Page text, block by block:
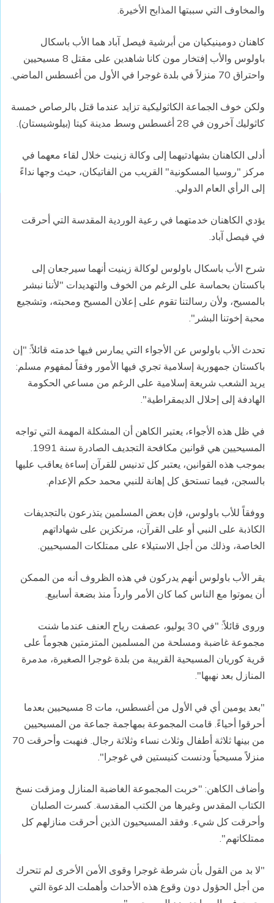
والمخاوف التي سببتها المذابح الأخيرة.
كاهنان دومينيكيان من أبرشية فيصل آباد هما الأب باسكال
باولوس والأب إفتخار مون كانا شاهدين على مقتل 8 مسيحيين
واحتراق 70 منزلاً في بلدة غوجرا في الأول من أغسطس الماضي.
ولكن خوف الجماعة الكاثوليكية تزايد عندما قتل بالرصاص خمسة
كاثوليك آخرون في 28 أغسطس وسط مدينة كيتا (بيلوشيستان).
أدلى الكاهنان بشهادتيهما إلى وكالة زينيت خلال لقاء معهما في
مركز "روسيا المسكونية" القريب من الفاتيكان، حيث وجها نداءً
إلى الرأي العام الدولي.
يؤدي الكاهنان خدمتهما في رعية الوردية المقدسة التي أحرقت
في فيصل آباد.
شرح الأب باسكال باولوس لوكالة زينيت أنهما سيرجعان إلى
باكستان بحماسة على الرغم من الخوف والتهديدات "لأننا نبشر
بالمسيح، ولأن رسالتنا تقوم على إعلان المسيح ومحبته، وتشجيع
محبة إخوتنا البشر".
تحدث الأب باولوس عن الأجواء التي يمارس فيها خدمته قائلاً: "إن
باكستان جمهورية إسلامية تجري فيها الأمور وفقاً لمفهوم مسلم:
يريد الشعب شريعة إسلامية على الرغم من مساعي الحكومة
الهادفة إلى إحلال الديمقراطية".
في ظل هذه الأجواء، يعتبر الكاهن أن المشكلة المهمة التي تواجه
المسيحيين هي قوانين مكافحة التجديف الصادرة سنة 1991.
بموجب هذه القوانين، يعتبر كل تدنيس للقرآن إساءة يعاقب عليها
بالسجن، فيما تستحق كل إهانة للنبي محمد حكم الإعدام.
ووفقاً للأب باولوس، فإن بعض المسلمين يتذرعون بالتجديفات
الكاذبة على النبي أو على القرآن، مرتكزين على شهاداتهم
الخاصة، وذلك من أجل الاستيلاء على ممتلكات المسيحيين.
يقر الأب باولوس أنهم يدركون في هذه الظروف أنه من الممكن
أن يموتوا مع الناس كما كان الأمر وارداً منذ بضعة أسابيع.
وروى قائلاً: "في 30 يوليو، عصفت رياح العنف عندما شنت
مجموعة غاضبة ومسلحة من المسلمين المتزمتين هجوماً على
قرية كوريان المسيحية القريبة من بلدة غوجرا الصغيرة، مدمرة
المنازل بعد نهبها".
"بعد يومين أي في الأول من أغسطس، مات 8 مسيحيين بعدما
أحرقوا أحياءً. قامت المجموعة بمهاجمة جماعة من المسيحيين
من بينها ثلاثة أطفال وثلاث نساء وثلاثة رجال. فنهبت وأحرقت 70
منزلاً مسيحياً ودنست كنيستين في غوجرا".
وأضاف الكاهن: "خربت المجموعة الغاضبة المنازل ومزقت نسخ
الكتاب المقدس وغيرها من الكتب المقدسة. كسرت الصلبان
وأحرقت كل شيء. وفقد المسيحيون الذين أحرقت منازلهم كل
ممتلكاتهم".
"لا بد من القول بأن شرطة غوجرا وقوى الأمن الأخرى لم تتحرك
من أجل الحؤول دون وقوع هذه الأحداث وأهملت الدعوة التي